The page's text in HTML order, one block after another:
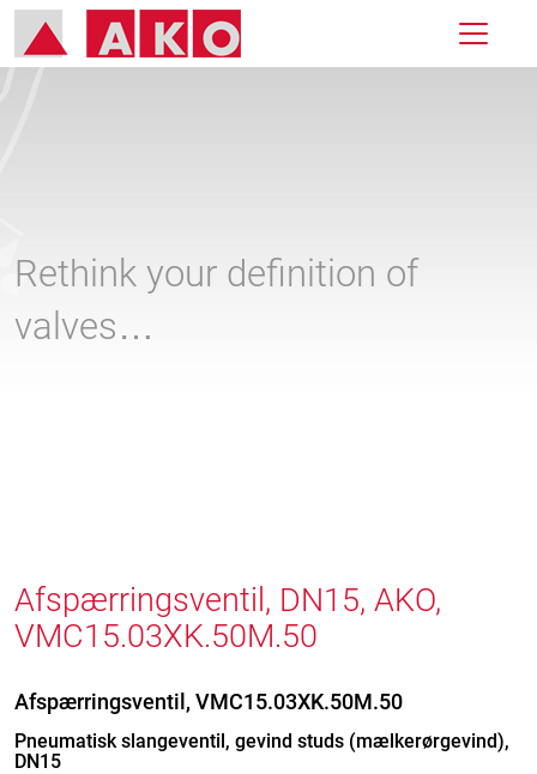
Rethink your definition of
valves…
Afspærringsventil, DN15, AKO,
VMC15.03XK.50M.50
Afspærringsventil, VMC15.03XK.50M.50
Pneumatisk slangeventil, gevind studs (mælkerørgevind),
DN15